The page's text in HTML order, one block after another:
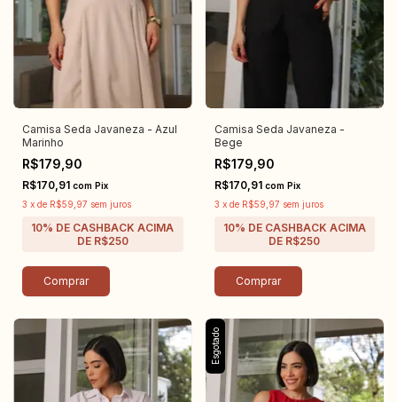
Camisa Seda Javaneza - Azul
Marinho
R$179,90
R$170,91 com Pix
3 x de R$59,97 sem juros
Comprar
Camisa Seda Javaneza -
Bege
R$179,90
R$170,91 com Pix
3 x de R$59,97 sem juros
Comprar
Esgotado